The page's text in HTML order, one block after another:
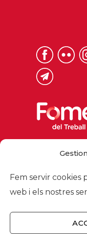
Fem servir
web i els nostres
© 2026 -